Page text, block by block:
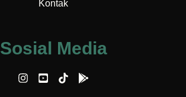
Kontak
Sosial Media